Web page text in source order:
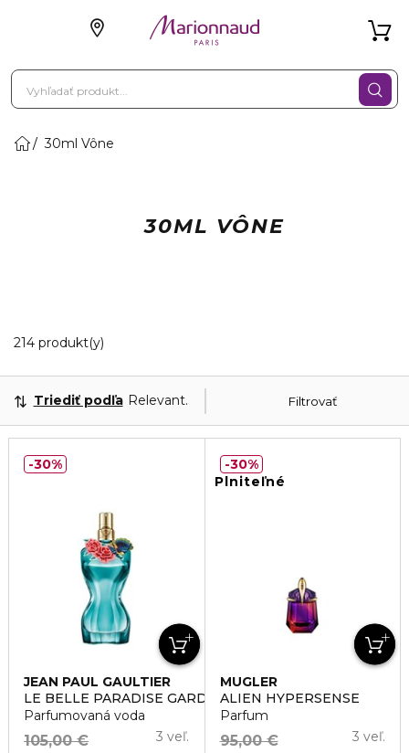
30ml Vône
30ML VÔNE
214 produkt(y)
Filtrovať
Triediť podľa Relevantnosť
JEAN PAUL GAULTIER
LE BELLE PARADISE GARDEN
Parfumovaná voda
105,00 € 3 veľ.
30%
Plniteľné
MUGLER
ALIEN HYPERSENSE
Parfum
95,00 € 3 veľ.
30%